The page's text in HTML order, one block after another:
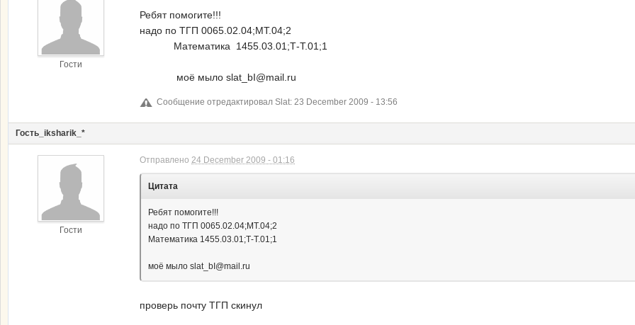
Гости
Ребят помогите!!!
надо по ТГП 0065.02.04;МТ.04;2
Математика 1455.03.01;Т-Т.01;1
моё мыло slat_bI@mail.ru
Сообщение отредактировал Slat: 23 December 2009 - 13:56
Гость_iksharik_*
Гости
Отправлено 24 December 2009 - 01:16
Цитата
Ребят помогите!!!
надо по ТГП 0065.02.04;МТ.04;2
Математика 1455.03.01;Т-Т.01;1
моё мыло slat_bI@mail.ru
проверь почту ТГП скинул